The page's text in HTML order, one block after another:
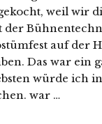
weil wir
der
auf der
Das war ein
würde ich
war …